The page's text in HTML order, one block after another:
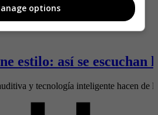
estilo: así se
y tecnología inteligente hacen de
options